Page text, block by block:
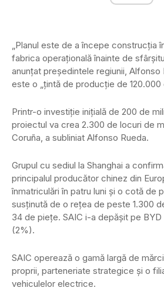
„Planul este de a începe construcția
fabrica operațională înainte de
anunțat președintele regiunii, Alfonso
este o „țintă de producție de 120.000
Printr-o investiție inițială de 200 de
proiectul va crea 2.300 de locuri de
Coruña, a subliniat Alfonso Rueda.
Grupul cu sediul la Shanghai a
principalul producător chinez din
înmatriculări în patru luni și o cotă de
susținută de o rețea de peste 1.300
34 de piețe. SAIC i-a depășit pe
(2%).
SAIC operează o gamă largă de
proprii, parteneriate strategice și o
vehiculelor electrice.